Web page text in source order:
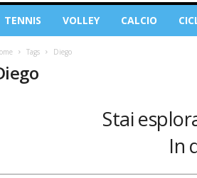
TENNIS VOLLEY CALCIO
Tags Diego
Stai
In